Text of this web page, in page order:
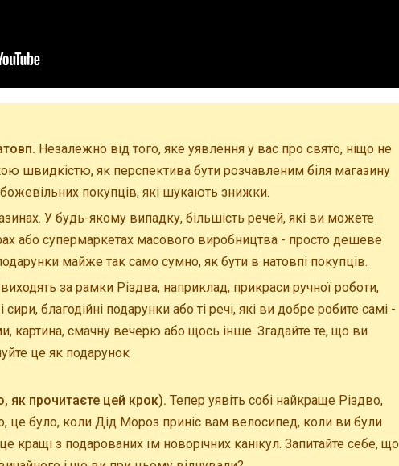
Незалежно від того, яке уявлення у вас про свято, ніщо не
швидкістю, як перспектива бути розчавленим біля магазину
покупців, які шукають знижки.
У будь-якому випадку, більшість речей, які ви можете
або супермаркетах масового виробництва - просто дешеве
майже так само сумно, як бути в натовпі покупців.
виходять за рамки Різдва, наприклад, прикраси ручної роботи,
благодійні подарунки або ті речі, які ви добре робите самі -
картина, смачну вечерю або щось інше. Згадайте те, що ви
це як подарунок
як прочитаєте цей крок). Тепер уявіть собі найкраще Різдво,
це було, коли Дід Мороз приніс вам велосипед, коли ви були
кращі з подарованих їм новорічних канікул. Запитайте себе, що